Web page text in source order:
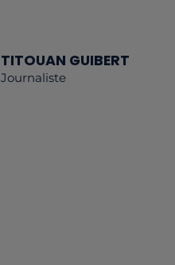
TITOUAN GUIBERT
Journaliste